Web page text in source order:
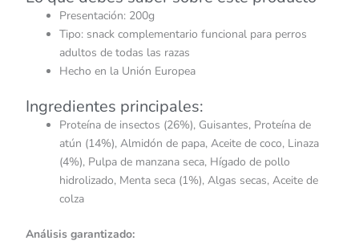
Presentación: 200g
Tipo: snack complementario funcional para perros
adultos de todas las razas
Hecho en la Unión Europea
Ingredientes principales:
Proteína de insectos (26%), Guisantes, Proteína de
atún (14%), Almidón de papa, Aceite de coco, Linaza
(4%), Pulpa de manzana seca, Hígado de pollo
hidrolizado, Menta seca (1%), Algas secas, Aceite de
colza
Análisis garantizado: